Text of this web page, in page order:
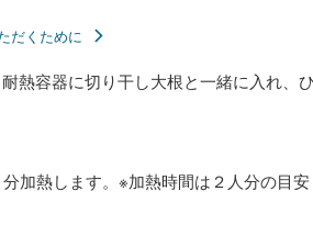
だくために
熱容器に切り干し大根と一緒に入れ、
加熱します。※加熱時間は２人分の目安